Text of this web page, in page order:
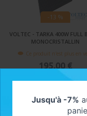
-13 %
VOLTEC - TARKA 400W FULL
MONOCRISTALLIN
Ce produit n'est plus en
195,00 €
VOIR LE PRODUIT
Jusqu'à -7%